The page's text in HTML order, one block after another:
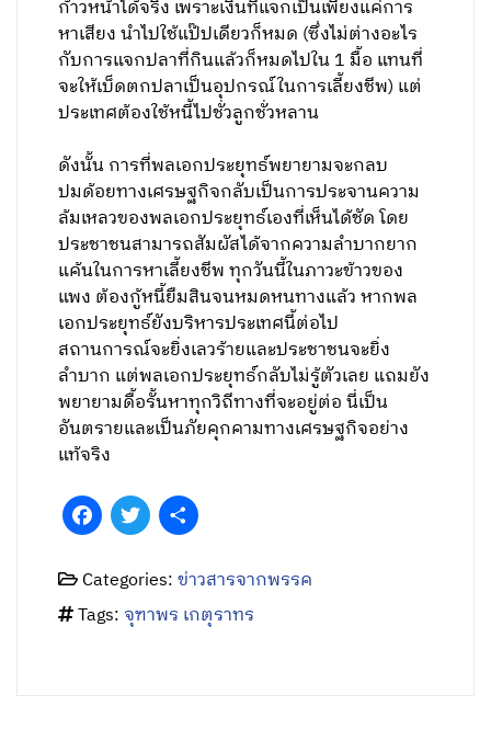
ก้าวหน้าได้จริง เพราะเงินที่แจกเป็นเพียงแค่การ
หาเสียง นำไปใช้แป๊ปเดียวก็หมด (ซึ่งไม่ต่างอะไร
กับการแจกปลาที่กินแล้วก็หมดไปใน 1 มื้อ แทนที่
จะให้เบ็ดตกปลาเป็นอุปกรณ์ในการเลี้ยงชีพ) แต่
ประเทศต้องใช้หนี้ไปชั่วลูกชั่วหลาน
ดังนั้น การที่พลเอกประยุทธ์พยายามจะกลบ
ปมด้อยทางเศรษฐกิจกลับเป็นการประจานความ
ล้มเหลวของพลเอกประยุทธ์เองที่เห็นได้ชัด โดย
ประชาชนสามารถสัมผัสได้จากความลำบากยาก
แค้นในการหาเลี้ยงชีพ ทุกวันนี้ในภาวะข้าวของ
แพง ต้องกู้หนี้ยืมสินจนหมดหนทางแล้ว หากพล
เอกประยุทธ์ยังบริหารประเทศนี้ต่อไป
สถานการณ์จะยิ่งเลวร้ายและประชาชนจะยิ่ง
ลำบาก แต่พลเอกประยุทธ์กลับไม่รู้ตัวเลย แถมยัง
พยายามดื้อรั้นหาทุกวิถีทางที่จะอยู่ต่อ นี่เป็น
อันตรายและเป็นภัยคุกคามทางเศรษฐกิจอย่าง
แท้จริง
FacebookTwitter
Categories:ข่าวสารจากพรรค
Tags:จุฑาพร เกตุราทร